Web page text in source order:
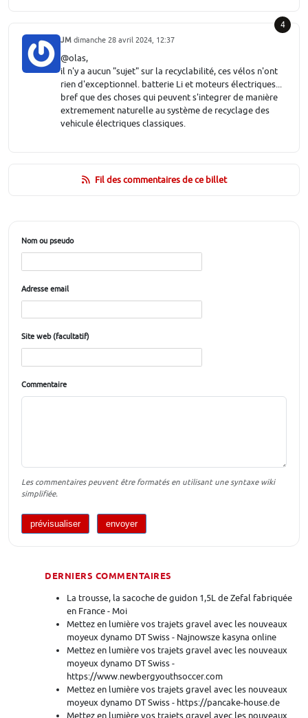
4
JM dimanche 28 avril 2024, 12:37
@olas,
il n'y a aucun "sujet" sur la recyclabilité, ces vélos n'ont
rien d'exceptionnel. batterie Li et moteurs électriques...
bref que des choses qui peuvent s'integrer de manière
extremement naturelle au système de recyclage des
vehicule électriques classiques.
Fil des commentaires de ce billet
Nom ou pseudo
Adresse email
Site web (facultatif)
Commentaire
Les commentaires peuvent être formatés en utilisant une syntaxe wiki
simplifiée.
DERNIERS COMMENTAIRES
La trousse, la sacoche de guidon 1,5L de Zefal fabriquée
en France - Moi
Mettez en lumière vos trajets gravel avec les nouveaux
moyeux dynamo DT Swiss - Najnowsze kasyna online
Mettez en lumière vos trajets gravel avec les nouveaux
moyeux dynamo DT Swiss -
https://www.newbergyouthsoccer.com
Mettez en lumière vos trajets gravel avec les nouveaux
moyeux dynamo DT Swiss - https://pancake-house.de